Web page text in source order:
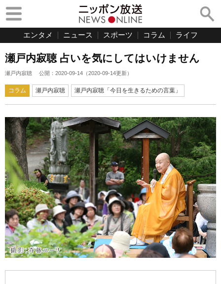
エンタメ ニュース スポーツ コラム ライフ
瀬戸内寂聴 占いを気にしてはいけません
瀬戸内寂聴 公開： 2020-09-14 （2020-09-14更新）
コラム 瀬戸内寂聴 瀬戸内寂聴「今日を生きるための言葉」